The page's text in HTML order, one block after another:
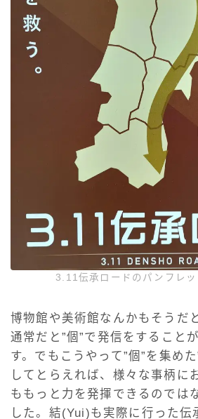
3.11伝承ロードのパンフレ
博物館や美術館なんかもそうだ
通常だと”個”で発信をすること
す。でもこうやって”個”を集め
してとらえれば、様々な事柄に
ももっと力を発揮できるのでは
した。結(Yui)も実際に行った伝